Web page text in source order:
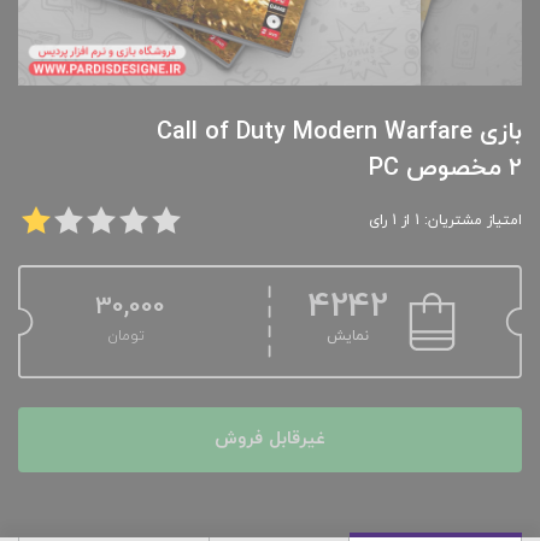
بازی Call of Duty Modern Warfare
2 مخصوص PC
امتیاز مشتریان: 1 از 1 رای
4242
نمایش
30,000
تومان
غیرقابل فروش